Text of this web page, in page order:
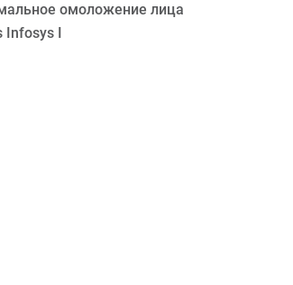
омоложение лица
Infosys I